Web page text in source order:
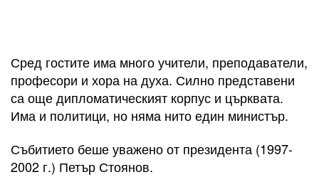
Сред гостите има много учители, преподаватели,
професори и хора на духа. Силно представени
са още дипломатическият корпус и църквата.
Има и политици, но няма нито един министър.
Събитието беше уважено от президента (1997-
2002 г.) Петър Стоянов.